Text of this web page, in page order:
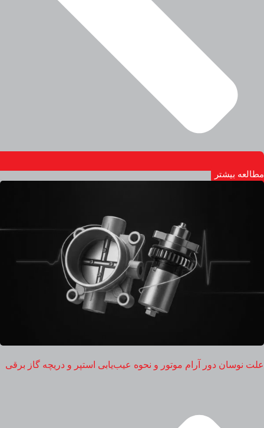
مطالعه بیشتر
علت نوسان دور آرام موتور و نحوه عیب‌یابی استپر و دریچه گاز برقی